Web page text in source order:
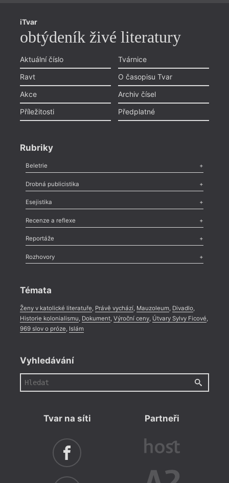
iTvar
obtýdeník živé literatury
Aktuální číslo
Ravt
Akce
Příležitosti
Tvárnice
O časopisu Tvar
Archiv čísel
Předplatné
Rubriky
Beletrie
Poezie,Próza,Dokumenty
Drobná publicistika
Odlesk
Nekrolog,Glosa,Sloupek,Pozvánka,Literární soutěž,
Esejistika
Esej , Pádlo,Úvaha
Recenze a reflexe
Recenze
Méně slov o próze,Celá rubrika
Reportáže
Literární zítřky
Celá rubrika
Rozhovory
Témata
Ženy v katolické literatuře, Právě vychází, Mauzoleum, Divadlo,
Historie kolonialismu, Dokument, Výroční ceny, Útvary Sylvy Ficové,
969 slov o próze, Islám
Vyhledávání
Tvar na síti Partneři